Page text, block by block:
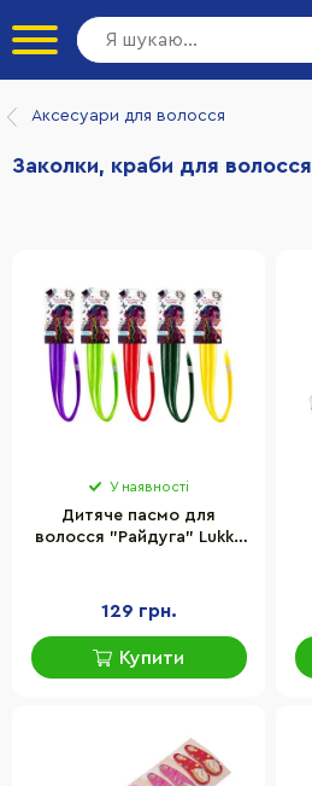
Аксесуари для волосся
Заколки, краби для волосся
У наявності
Дитяче пасмо для
волосся "Райдуга" Lukky
129 грн.
Купити